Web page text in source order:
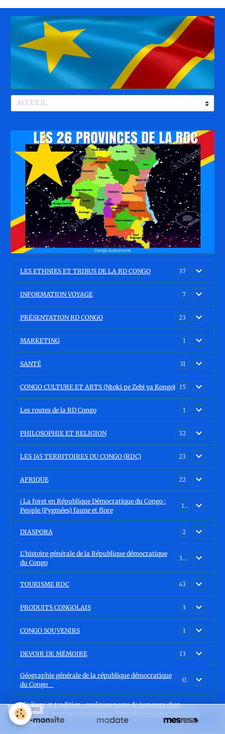
LES ETHNIES ET TRIBUS DE LA RD CONGO 37
INFORMATION VOYAGE 7
PRÉSENTATION RD CONGO 23
MARKETING 1
SANTÉ 31
CONGO CULTURE ET ARTS (Ntoki pe Zebi ya Kongo) 15
Les routes de la RD Congo 1
PHILOSOPHIE ET RELIGION 32
LES 145 TERRITOIRES DU CONGO (RDC) 23
AFRIQUE 22
ℹ️ La foret en République Démocratique du Congo :
Peuple (Pygmées) faune et flore
15
DIASPORA 2
L'histoire générale de la République démocratique
du Congo
30
TOURISME RDC 43
PRODUITS CONGOLAIS 3
CONGO SOUVENIRS 1
DEVOIR DE MÉMOIRE 13
Géographie générale de la république démocratique
du Congo
0
ℹ️ Culture et tradition : quelques noms de jumeaux chez
différents groupes ethniques en République démocratique du
Congo
SPONSORS